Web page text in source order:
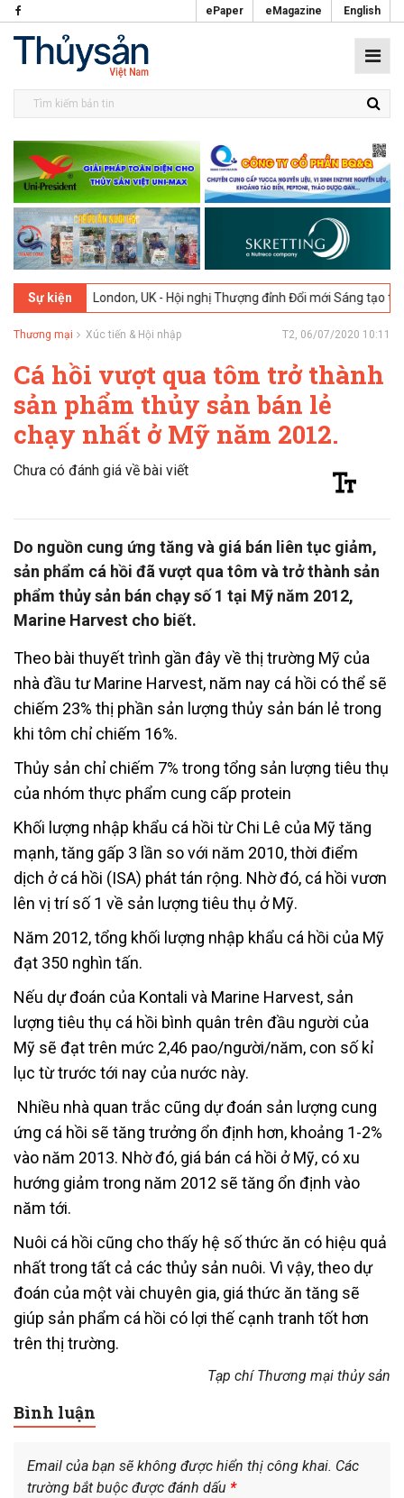
ePaper eMagazine English
Sự kiện
2026 London, UK - Hội nghị Thượng đỉnh Đổi mới Sáng tạo trong
Thương mại Xúc tiến & Hội nhập T2, 06/07/2020 10:11
Cá hồi vượt qua tôm trở thành
sản phẩm thủy sản bán lẻ
chạy nhất ở Mỹ năm 2012.
Chưa có đánh giá về bài viết
Do nguồn cung ứng tăng và giá bán liên tục giảm,
sản phẩm cá hồi đã vượt qua tôm và trở thành sản
phẩm thủy sản bán chạy số 1 tại Mỹ năm 2012,
Marine Harvest cho biết.
Theo bài thuyết trình gần đây về thị trường Mỹ của
nhà đầu tư Marine Harvest, năm nay cá hồi có thể sẽ
chiếm 23% thị phần sản lượng thủy sản bán lẻ trong
khi tôm chỉ chiếm 16%.
Thủy sản chỉ chiếm 7% trong tổng sản lượng tiêu thụ
của nhóm thực phẩm cung cấp protein
Khối lượng nhập khẩu cá hồi từ Chi Lê của Mỹ tăng
mạnh, tăng gấp 3 lần so với năm 2010, thời điểm
dịch ở cá hồi (ISA) phát tán rộng. Nhờ đó, cá hồi vươn
lên vị trí số 1 về sản lượng tiêu thụ ở Mỹ.
Năm 2012, tổng khối lượng nhập khẩu cá hồi của Mỹ
đạt 350 nghìn tấn.
Nếu dự đoán của Kontali và Marine Harvest, sản
lượng tiêu thụ cá hồi bình quân trên đầu người của
Mỹ sẽ đạt trên mức 2,46 pao/người/năm, con số kỉ
lục từ trước tới nay của nước này.
Nhiều nhà quan trắc cũng dự đoán sản lượng cung
ứng cá hồi sẽ tăng trưởng ổn định hơn, khoảng 1-2%
vào năm 2013. Nhờ đó, giá bán cá hồi ở Mỹ, có xu
hướng giảm trong năm 2012 sẽ tăng ổn định vào
năm tới.
Nuôi cá hồi cũng cho thấy hệ số thức ăn có hiệu quả
nhất trong tất cả các thủy sản nuôi. Vì vậy, theo dự
đoán của một vài chuyên gia, giá thức ăn tăng sẽ
giúp sản phẩm cá hồi có lợi thế cạnh tranh tốt hơn
trên thị trường.
Tạp chí Thương mại thủy sản
Bình luận
Email của bạn sẽ không được hiển thị công khai. Các
trường bắt buộc được đánh dấu *